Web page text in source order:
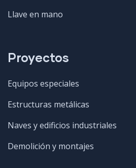
Llave en mano
Proyectos
Equipos especiales
Estructuras metálicas
Naves y edificios industriales
Demolición y montajes